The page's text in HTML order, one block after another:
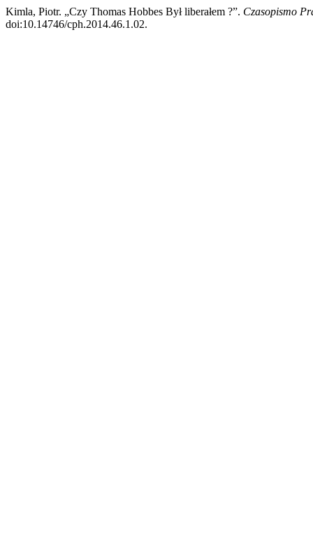
Kimla, Piotr. „Czy Thomas Hobbes Był liberałem ?”. Czasopismo
doi:10.14746/cph.2014.46.1.02.